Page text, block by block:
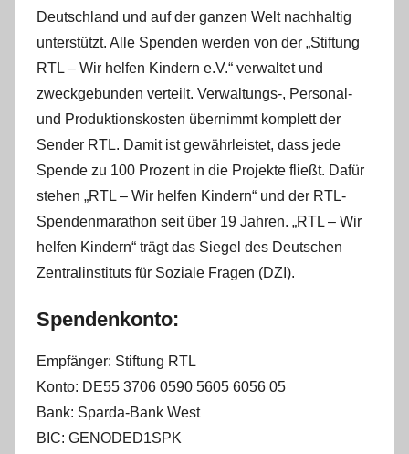
Deutschland und auf der ganzen Welt nachhaltig
unterstützt. Alle Spenden werden von der „Stiftung
RTL – Wir helfen Kindern e.V.“ verwaltet und
zweckgebunden verteilt. Verwaltungs-, Personal-
und Produktionskosten übernimmt komplett der
Sender RTL. Damit ist gewährleistet, dass jede
Spende zu 100 Prozent in die Projekte fließt. Dafür
stehen „RTL – Wir helfen Kindern“ und der RTL-
Spendenmarathon seit über 19 Jahren. „RTL – Wir
helfen Kindern“ trägt das Siegel des Deutschen
Zentralinstituts für Soziale Fragen (DZI).
Spendenkonto:
Empfänger: Stiftung RTL
Konto: DE55 3706 0590 5605 6056 05
Bank: Sparda-Bank West
BIC: GENODED1SPK